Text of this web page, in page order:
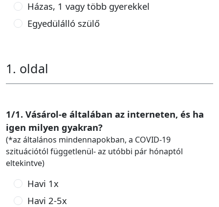
Házas, 1 vagy több gyerekkel
Egyedülálló szülő
1. oldal
1/1. Vásárol-e általában az interneten, és ha
igen milyen gyakran?
(*az általános mindennapokban, a COVID-19
szituációtól függetlenül- az utóbbi pár hónaptól
eltekintve)
Havi 1x
Havi 2-5x